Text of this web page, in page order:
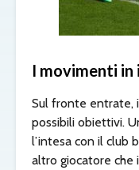
I movimenti in
Sul fronte entrate,
possibili obiettivi.
l’intesa con il club
altro giocatore che